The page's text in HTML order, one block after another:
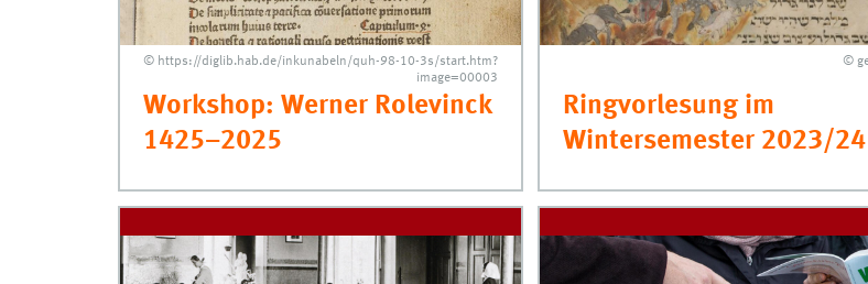
© https://diglib.hab.de/inkunabeln/quh-98-10-3s/start.htm?
image=00003
Workshop: Werner Rolevinck
1425–2025
©
Ringvorlesung im
Wintersemester 2023/24